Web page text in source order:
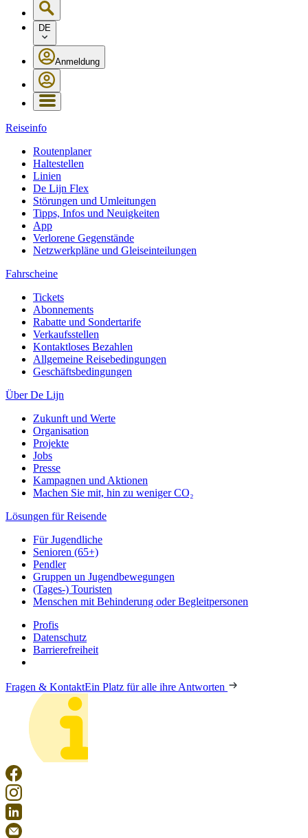
DE
Anmeldung
Reiseinfo
Routenplaner
Haltestellen
Linien
De Lijn Flex
Störungen und Umleitungen
Tipps, Infos und Neuigkeiten
App
Verlorene Gegenstände
Netzwerkpläne und Gleiseinteilungen
Fahrscheine
Tickets
Abonnements
Rabatte und Sondertarife
Verkaufsstellen
Kontaktloses Bezahlen
Allgemeine Reisebedingungen
Geschäftsbedingungen
Über De Lijn
Zukunft und Werte
Organisation
Projekte
Jobs
Presse
Kampagnen und Aktionen
Machen Sie mit, hin zu weniger CO₂
Lösungen für Reisende
Für Jugendliche
Senioren (65+)
Pendler
Gruppen un Jugendbewegungen
(Tages-) Touristen
Menschen mit Behinderung oder Begleitpersonen
Profis
Datenschutz
Barrierefreiheit
Fragen & KontaktEin Platz für alle ihre Antworten